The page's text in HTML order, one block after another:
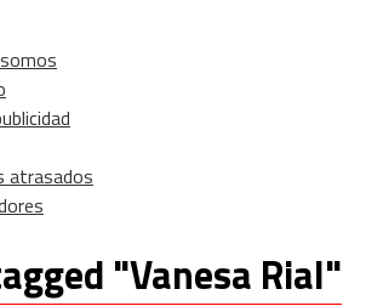
atrasados
"Vanesa Rial"